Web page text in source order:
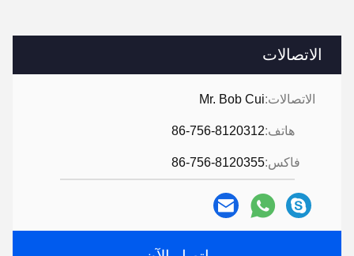
الاتصالات
الاتصالات:Mr. Bob Cui
هاتف:86-756-8120312
فاكس:86-756-8120355